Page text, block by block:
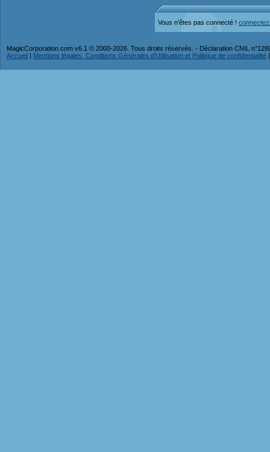
Vous n'êtes pas connecté !
MagicCorporation.com v6.1 © 2000-2026. Tous droits réservés. - Déclaration CNIL
Accueil | Mentions légales, Conditions Générales d'Utilisation et Politique de confidentialité